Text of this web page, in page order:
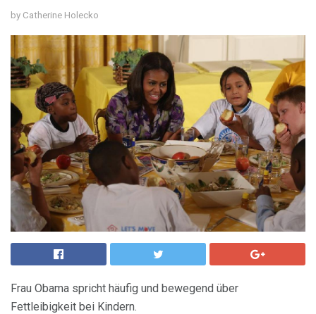
by Catherine Holecko
Frau Obama spricht häufig und bewegend über
Fettleibigkeit bei Kindern.